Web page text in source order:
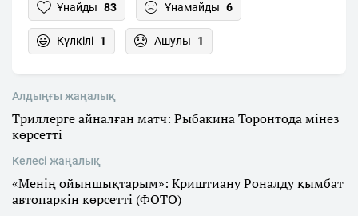
Ұнайды 83 Ұнамайды 6
Күлкілі 1 Ашулы 1
Алдыңғы жаңалық
Триллерге айналған матч: Рыбакина Торонтода мінез
көрсетті
Келесі жаңалық
«Менің ойыншықтарым»: Криштиану Роналду қымбат
автопаркін көрсетті (ФОТО)